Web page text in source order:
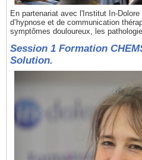
En partenariat avec l'Institut In-
d’hypnose et de communication
symptômes douloureux, les
Session 1 Formation
Solution.